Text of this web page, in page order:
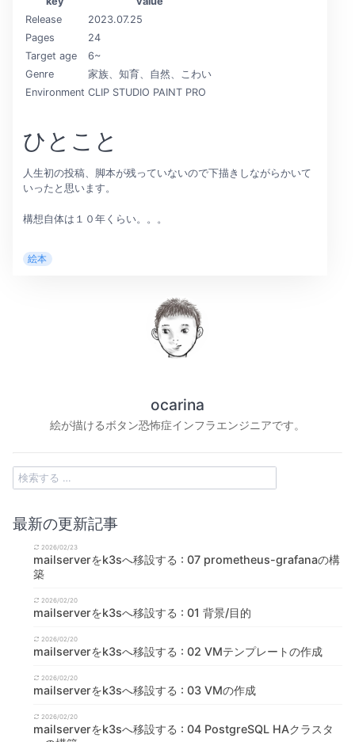
Release
2023.07.25
Pages
24
Target age
6~
Genre
家族、知育、自然、こわい
Environment CLIP STUDIO PAINT PRO
ひとこと
人生初の投稿、脚本が残っていないので下描きしながらかいて
いったと思います。
構想自体は１０年くらい。。。
絵本
ocarina
絵が描けるボタン恐怖症インフラエンジニアです。
最新の更新記事
2026/02/23
mailserverをk3sへ移設する : 07 prometheus-grafanaの構
築
2026/02/20
mailserverをk3sへ移設する : 01 背景/目的
2026/02/20
mailserverをk3sへ移設する : 02 VMテンプレートの作成
2026/02/20
mailserverをk3sへ移設する : 03 VMの作成
2026/02/20
mailserverをk3sへ移設する : 04 PostgreSQL HAクラスタ